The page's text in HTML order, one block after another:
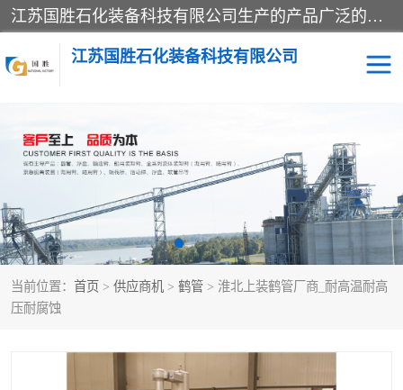
江苏国胜石化装备科技有限公司生产的产品广泛的应用于石油、石化等行业中，产品种类齐全，其中包括装卸鹤管、汽车鹤管、火车鹤管、装车鹤管、卸车鹤管、上装鹤管、下装鹤管、lng鹤管、发油鹤管、液氨鹤管、液化气鹤管等，我们生产的产品质量上乘，价格实惠，服务好，买鹤管就到国胜石化装备！
江苏国胜石化装备科技有限公司
当前位置： 首页 > 供应商机 > 鹤管 > 淮北上装鹤管厂商_耐高温耐高
压耐腐蚀
输油臂 鹤管活动梯